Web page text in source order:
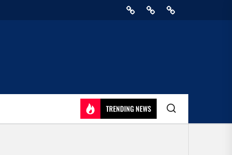
HomePrivacyAthirady
TRENDING NEWS